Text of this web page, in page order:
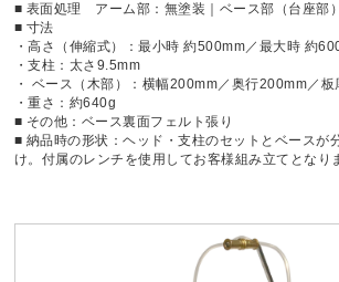
■ 表面処理 アーム部：無塗装｜ベース部（台座部
■ 寸法
・高さ（伸縮式）：最小時 約500mm／最大時 約
・支柱：太さ9.5mm
・ ベース（木部）：横幅200mm／奥行200mm／板
・重さ：約640g
■ その他：ベース裏面フェルト張り
■ 納品時の形状：ヘッド・支柱のセットとベースが
け。付属のレンチを使用してお客様組み立てとなり